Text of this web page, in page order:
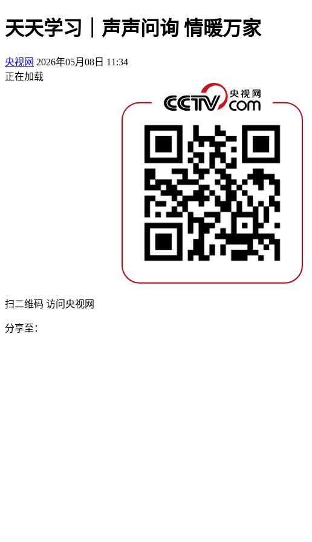
天天学习｜声声问询 情暖万家
央视网 2026年05月08日 11:34
正在加载
扫二维码 访问央视网
分享至：